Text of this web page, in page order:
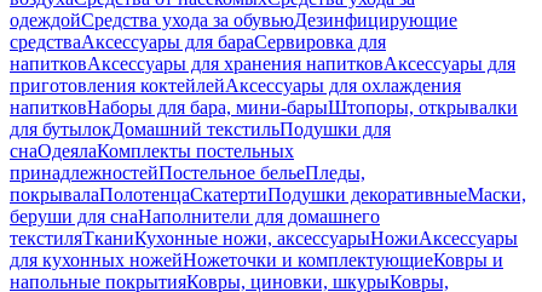
одеждойСредства ухода за обувьюДезинфицирующие
средстваАксессуары для бараСервировка для
напитковАксессуары для хранения напитковАксессуары для
приготовления коктейлейАксессуары для охлаждения
напитковНаборы для бара, мини-барыШтопоры, открывалки
для бутылокДомашний текстильПодушки для
снаОдеялаКомплекты постельных
принадлежностейПостельное бельеПледы,
покрывалаПолотенцаСкатертиПодушки декоративныеМаски,
беруши для снаНаполнители для домашнего
текстиляТканиКухонные ножи, аксессуарыНожиАксессуары
для кухонных ножейНожеточки и комплектующиеКовры и
напольные покрытияКовры, циновки, шкурыКовры,